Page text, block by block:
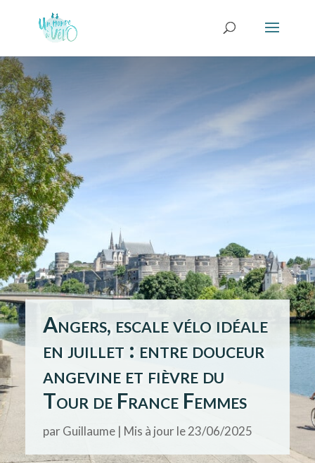
Angers, escale vélo idéale
en juillet : entre douceur
angevine et fièvre du
Tour de France Femmes
parGuillaume | Mis à jour le 23/06/2025